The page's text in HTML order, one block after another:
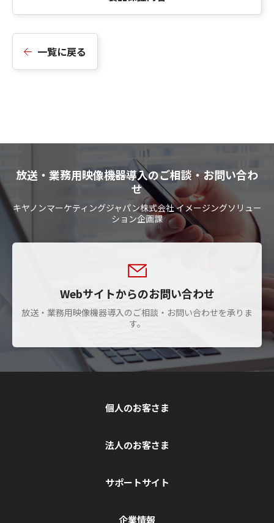
一覧に戻る
放送・業務用映像機器導入のご相談・お問い合わ
せ
キヤノンマーケティングジャパン株式会社 イメージングソリュー
ション企画課
Webサイトからのお問い合わせ
放送・業務用映像機器導入のご相談・お問い合わせを承りま
す。
個人のお客さま
法人のお客さま
サポートサイト
企業情報